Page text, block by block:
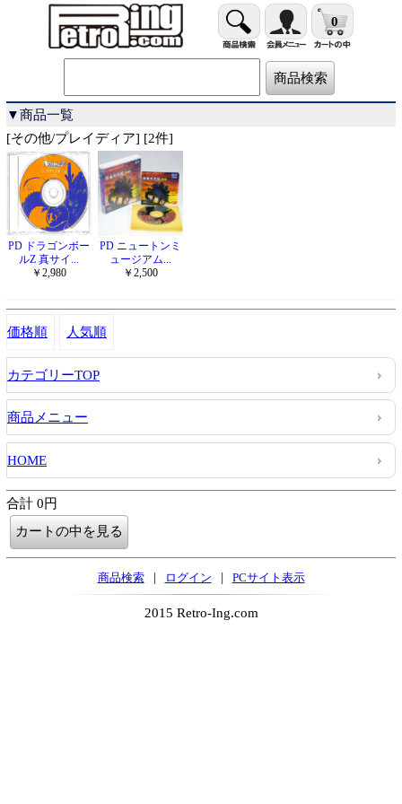
0
▼商品一覧
[その他/プレイディア] [2件]
PD ドラゴンボー
ルZ 真サイ...
￥2,980
PD ニュートンミ
ュージアム...
￥2,500
価格順 人気順
カテゴリーTOP
商品メニュー
HOME
合計 0円
商品検索 | ログイン | PCサイト表示
2015 Retro-Ing.com